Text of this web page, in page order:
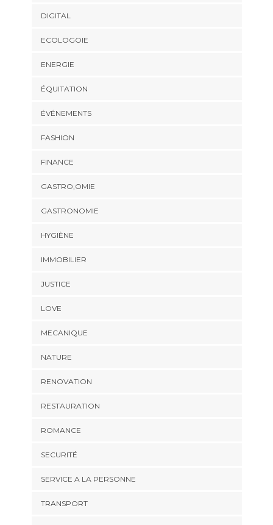
DIGITAL
ECOLOGOIE
ENERGIE
ÉQUITATION
ÉVÉNEMENTS
FASHION
FINANCE
GASTRO,OMIE
GASTRONOMIE
HYGIÈNE
IMMOBILIER
JUSTICE
LOVE
MECANIQUE
NATURE
RENOVATION
RESTAURATION
ROMANCE
SECURITÉ
SERVICE A LA PERSONNE
TRANSPORT